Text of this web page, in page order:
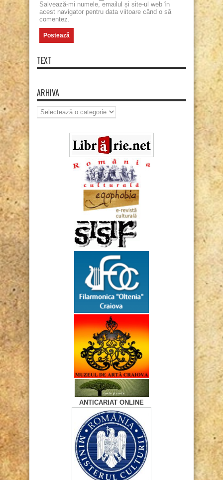
Salvează-mi numele, emailul și site-ul web în
acest navigator pentru data viitoare când o să
comentez.
TEXT
ARHIVA
Arhiva
ANTICARIAT ONLINE